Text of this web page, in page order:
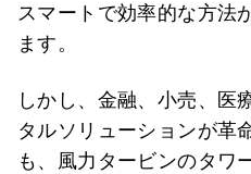
スマートで効率的な方法
ます。
しかし、金融、小売、医
タルソリューションが革
も、風力タービンのタワ